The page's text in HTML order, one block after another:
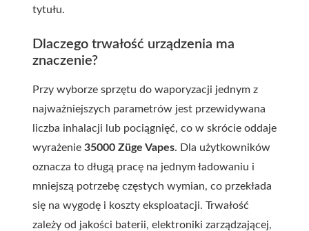
tytułu.
Dlaczego trwałość urządzenia ma
znaczenie?
Przy wyborze sprzętu do waporyzacji jednym z
najważniejszych parametrów jest przewidywana
liczba inhalacji lub pociągnięć, co w skrócie oddaje
wyrażenie 35000 Züge Vapes. Dla użytkowników
oznacza to długą pracę na jednym ładowaniu i
mniejszą potrzebę częstych wymian, co przekłada
się na wygodę i koszty eksploatacji. Trwałość
zależy od jakości baterii, elektroniki zarządzającej,